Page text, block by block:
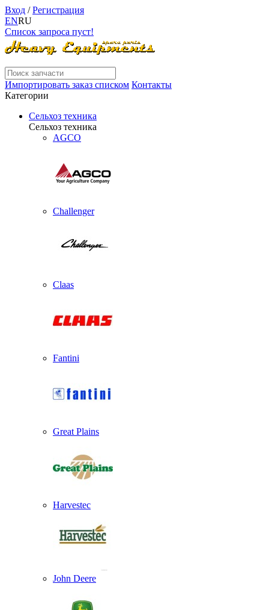
Вход /Регистрация
ENRU
Список запроса пуст!
Импортировать заказ списком Контакты
Категории
Сельхоз техника
Сельхоз техника
AGCO
Challenger
Claas
Fantini
Great Plains
Harvestec
John Deere